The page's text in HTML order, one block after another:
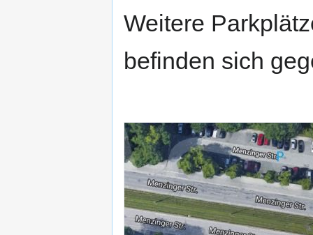
Weitere
befinden sich